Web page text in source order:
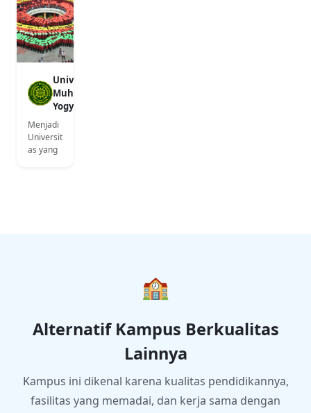
Universitas
Muhammadiyah
Yogyakarta
Menjadi
Universit
as yang
Islam
untuk
umat.
🏫
Alternatif Kampus Berkualitas
Lainnya
Kampus ini dikenal karena kualitas pendidikannya,
fasilitas yang memadai, dan kerja sama dengan